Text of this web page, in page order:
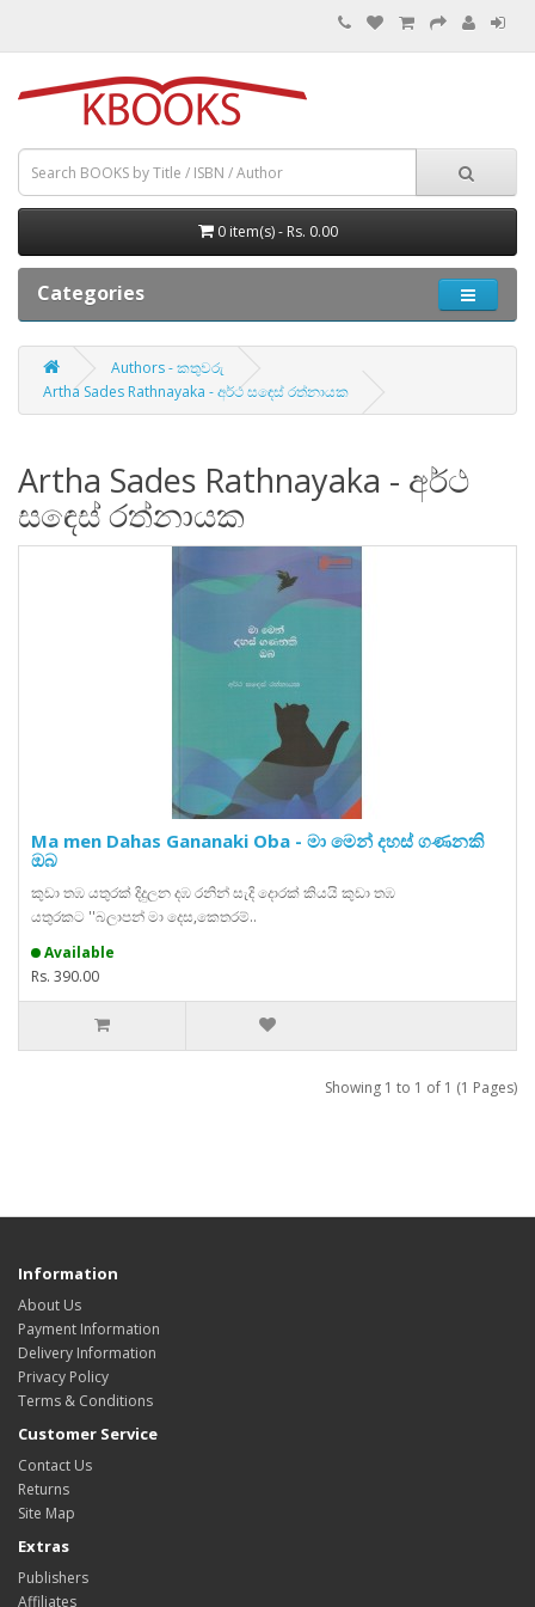
0 item(s) - Rs. 0.00
Categories
Authors - කතුවරු
Artha Sades Rathnayaka - අර්ථ සඳෙස් රත්නායක
Artha Sades Rathnayaka - අර්ථ
සඳෙස් රත්නායක
Ma men Dahas Gananaki Oba - මා මෙන් දහස් ගණනකි
ඔබ
කුඩා තඹ යතුරක් දිදුලන දඹ රනින් සැදි දොරක් කියයි කුඩා තඹ
යතුරකට ''බලාපන් මා දෙස,කෙතරම්..
Available
Rs. 390.00
Showing 1 to 1 of 1 (1 Pages)
Information
About Us
Payment Information
Delivery Information
Privacy Policy
Terms & Conditions
Customer Service
Contact Us
Returns
Site Map
Extras
Publishers
Affiliates